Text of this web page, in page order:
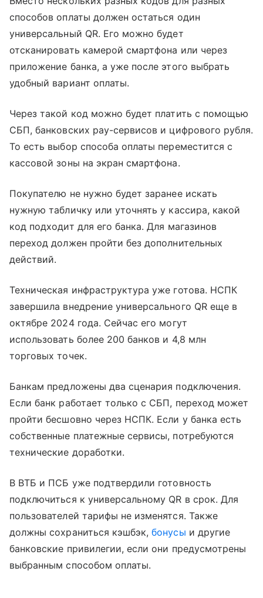
способов оплаты должен остаться один
универсальный QR. Его можно будет
отсканировать камерой смартфона или через
приложение банка, а уже после этого выбрать
удобный вариант оплаты.
Через такой код можно будет платить с помощью
СБП, банковских pay-сервисов и цифрового рубля.
То есть выбор способа оплаты переместится с
кассовой зоны на экран смартфона.
Покупателю не нужно будет заранее искать
нужную табличку или уточнять у кассира, какой
код подходит для его банка. Для магазинов
переход должен пройти без дополнительных
действий.
Техническая инфраструктура уже готова. НСПК
завершила внедрение универсального QR еще в
октябре 2024 года. Сейчас его могут
использовать более 200 банков и 4,8 млн
торговых точек.
Банкам предложены два сценария подключения.
Если банк работает только с СБП, переход может
пройти бесшовно через НСПК. Если у банка есть
собственные платежные сервисы, потребуются
технические доработки.
В ВТБ и ПСБ уже подтвердили готовность
подключиться к универсальному QR в срок. Для
пользователей тарифы не изменятся. Также
должны сохраниться кэшбэк,бонусы и другие
банковские привилегии, если они предусмотрены
выбранным способом оплаты.